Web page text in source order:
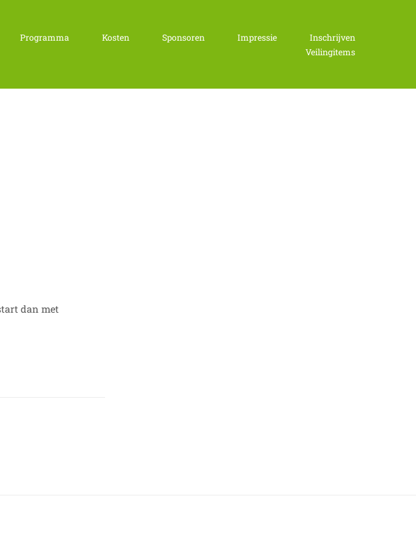
Programma Kosten Sponsoren Impressie
Inschrijven
Veilingitems
dan met